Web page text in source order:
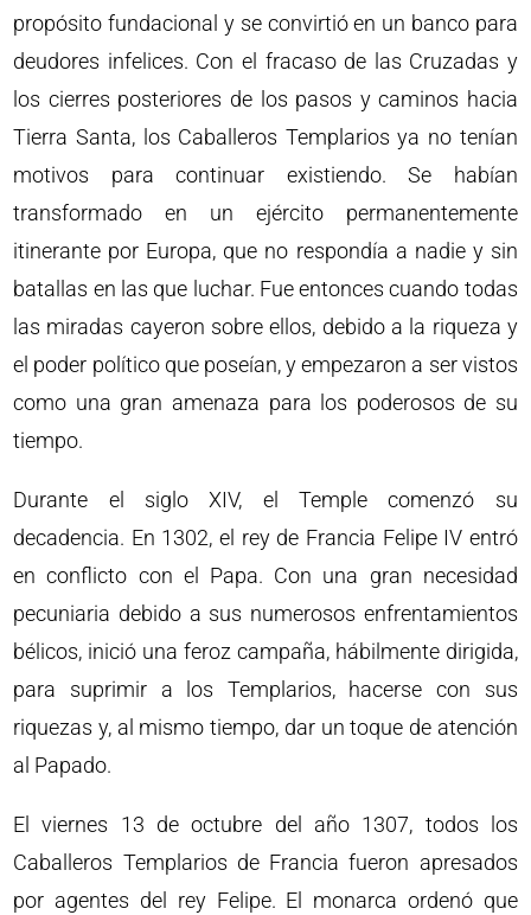
propósito fundacional y se convirtió en un banco para
deudores infelices. Con el fracaso de las Cruzadas y
los cierres posteriores de los pasos y caminos hacia
Tierra Santa, los Caballeros Templarios ya no tenían
motivos para continuar existiendo. Se habían
transformado en un ejército permanentemente
itinerante por Europa, que no respondía a nadie y sin
batallas en las que luchar. Fue entonces cuando todas
las miradas cayeron sobre ellos, debido a la riqueza y
el poder político que poseían, y empezaron a ser vistos
como una gran amenaza para los poderosos de su
tiempo.
Durante el siglo XIV, el Temple comenzó su
decadencia. En 1302, el rey de Francia Felipe IV entró
en conflicto con el Papa. Con una gran necesidad
pecuniaria debido a sus numerosos enfrentamientos
bélicos, inició una feroz campaña, hábilmente dirigida,
para suprimir a los Templarios, hacerse con sus
riquezas y, al mismo tiempo, dar un toque de atención
al Papado.
El viernes 13 de octubre del año 1307, todos los
Caballeros Templarios de Francia fueron apresados
por agentes del rey Felipe. El monarca ordenó que